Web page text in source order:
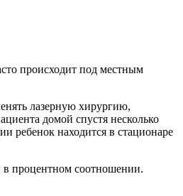
происходит под местным
лазерную хирургию,
домой спустя несколько
ребенок находится в стационаре
в процентном соотношении.